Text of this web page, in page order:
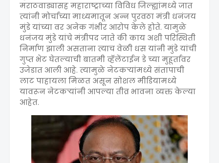
मराठवाड्यासह महाराष्ट्राच्या विविध जिल्ह्यांमध्ये जात
त्यांनी मोर्चाच्या माध्यमातून अन्न पुरवठा मंत्री धनंजय
मुंडे यांच्या वर अनेक गंभीर आरोप केले होते. यामुळे
धनंजय मुंडे यांचे मंत्रीपद जाते की काय अशी परिस्थिती
निर्माण झाली असताना त्याच वेळी धस यांनी मुंडे यांची
गुप्त भेट घेतल्याची बातमी व्हॅलेंटाईन डे च्या मुहूर्तावर
उजेडात आली आहे. त्यामुळे नेटकऱ्यांमध्ये संतापाची
लाट पाहायला मिळत असून सोशल मीडियामध्ये
यावरून नेटकऱ्यांनी आपल्या तीव्र भावना व्यक्त केल्या
आहेत.